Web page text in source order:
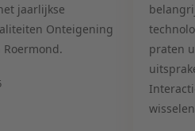
jaarlijkse
Onteigening
praten